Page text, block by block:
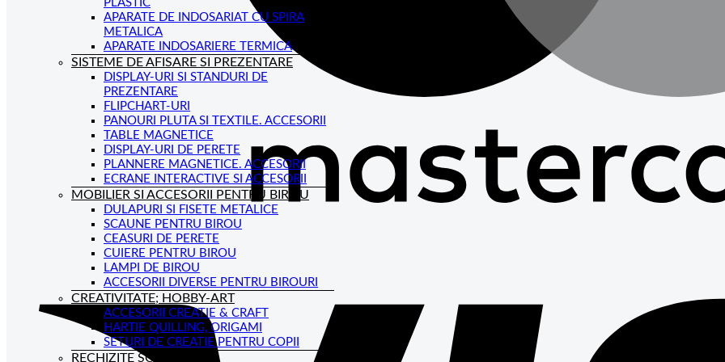
PLASTIC
APARATE DE INDOSARIAT CU SPIRA
METALICA
APARATE INDOSARIERE TERMICA
SISTEME DE AFISARE SI PREZENTARE
DISPLAY-URI SI STANDURI DE
PREZENTARE
FLIPCHART-URI
PANOURI PLUTA SI TEXTILE. ACCESORII
TABLE MAGNETICE
DISPLAY-URI DE PERETE
PLANNERE MAGNETICE. ACCESORII
ECRANE INTERACTIVE SI ACCESORII
MOBILIER SI ACCESORII PENTRU BIROU
DULAPURI SI FISETE METALICE
SCAUNE PENTRU BIROU
CEASURI DE PERETE
CUIERE PENTRU BIROU
LAMPI DE BIROU
ACCESORII DIVERSE PENTRU BIROURI
CREATIVITATE; HOBBY-ART
ACCESORII CREATIE & CRAFT
HARTIE QUILLING, ORIGAMI
SETURI DE CREATIE PENTRU COPII
RECHIZITE SCOLARE